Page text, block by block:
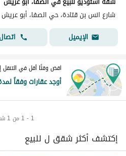
شارع انس بن قتادة، حي الصفا، أبو عريش
الإيميل
اقض وقتًا أقل في التنقل
أوجد عقارات وفقاً
1 - 1 من 1 شقق
إكتشف أكثر شقق ل للبيع